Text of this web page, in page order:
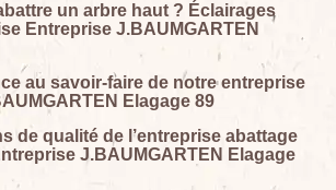
un arbre haut ? Éclairages
Entreprise J.BAUMGARTEN
au savoir-faire de notre entreprise
Elagage 89
de qualité de l’entreprise abattage
J.BAUMGARTEN Elagage